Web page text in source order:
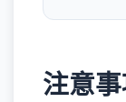
注意